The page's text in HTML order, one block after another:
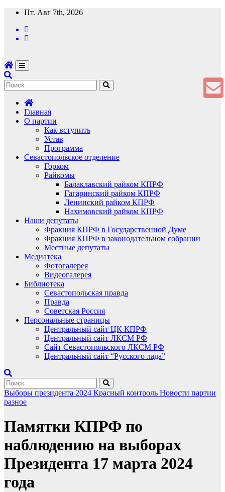
Перейти
содержимому
Пт. Авг 7th, 2026
Главная
О партии
Как вступить
Устав
Программа
Севастопольское отделение
Горком
Райкомы
Балаклавский райком КПРФ
Гагаринский райком КПРФ
Ленинский райком КПРФ
Нахимовский райком КПРФ
Наши депутаты
Фракция КПРФ в Государственной Думе
Фракция КПРФ в законодательном собрании
Местные депутаты
Медиатека
Фотогалерея
Видеогалерея
Библиотека
Севастопольская правда
Правда
Советская Россия
Персональные страницы
Центральный сайт ЦК КПРФ
Центральный сайт ЛКСМ РФ
Сайт Севастопольского ЛКСМ РФ
Центральный сайт “Русского лада”
Выборы президента 2024 Красный контроль Новости партии
разное
Памятки КПРФ по
наблюдению на выборах
Президента 17 марта 2024
года